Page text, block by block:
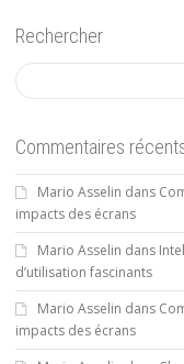
Rechercher
Commentaires
Mario Asselin dans
impacts des écrans
Mario Asselin dans
d’utilisation fascinants
Mario Asselin dans
impacts des écrans